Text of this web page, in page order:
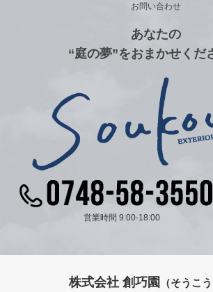
お問い合わせ
あなたの
“庭の夢”をおまかせくだ
営業時間 9:00-18:00
株式会社 創巧園 （そうこう